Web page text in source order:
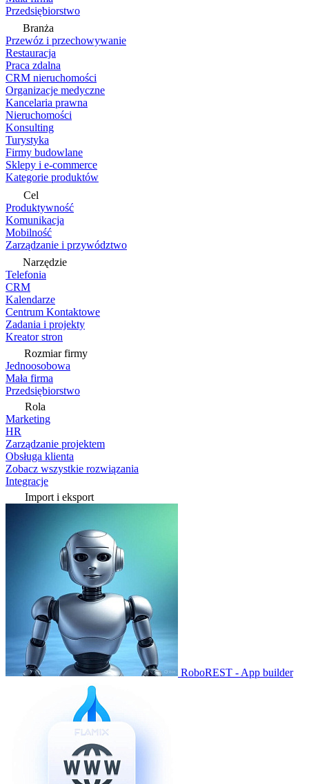
Przedsiębiorstwo
Branża
Przewóz i przechowywanie
Restauracja
Praca zdalna
CRM nieruchomości
Organizacje medyczne
Kancelaria prawna
Nieruchomości
Konsulting
Turystyka
Firmy budowlane
Sklepy i e-commerce
Kategorie produktów
Cel
Produktywność
Komunikacja
Mobilność
Zarządzanie i przywództwo
Narzędzie
Telefonia
CRM
Kalendarze
Centrum Kontaktowe
Zadania i projekty
Kreator stron
Rozmiar firmy
Jednoosobowa
Mała firma
Przedsiębiorstwo
Rola
Marketing
HR
Zarządzanie projektem
Obsługa klienta
Zobacz wszystkie rozwiązania
Integracje
Import i eksport
RoboREST - App builder